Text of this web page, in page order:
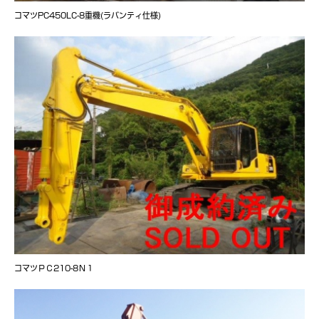
コマツPC450LC-8重機(ラバンティ仕様)
コマツＰＣ210-8Ｎ１